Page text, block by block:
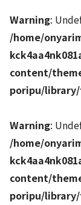
Warning:
/home/
content/
poripu/
Warning:
/home/
content/
poripu/